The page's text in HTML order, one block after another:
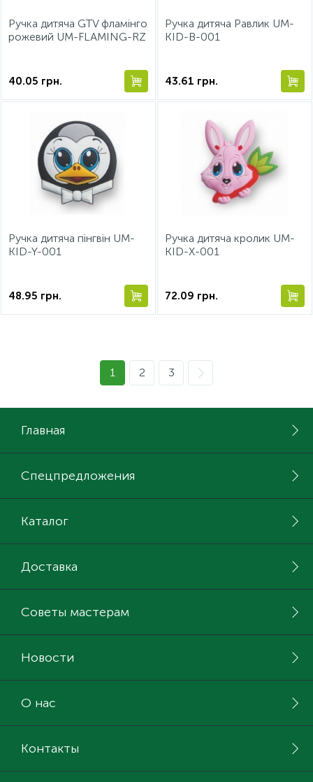
Ручка дитяча GTV фламінго
рожевий UM-FLAMING-RZ
40.05 грн.
Ручка дитяча Равлик UM-
KID-B-001
43.61 грн.
Ручка дитяча пінгвін UM-
KID-Y-001
48.95 грн.
Ручка дитяча кролик UM-
KID-X-001
72.09 грн.
1 2 3
Главная
Спецпредложения
Каталог
Доставка
Советы мастерам
Новости
О нас
Контакты